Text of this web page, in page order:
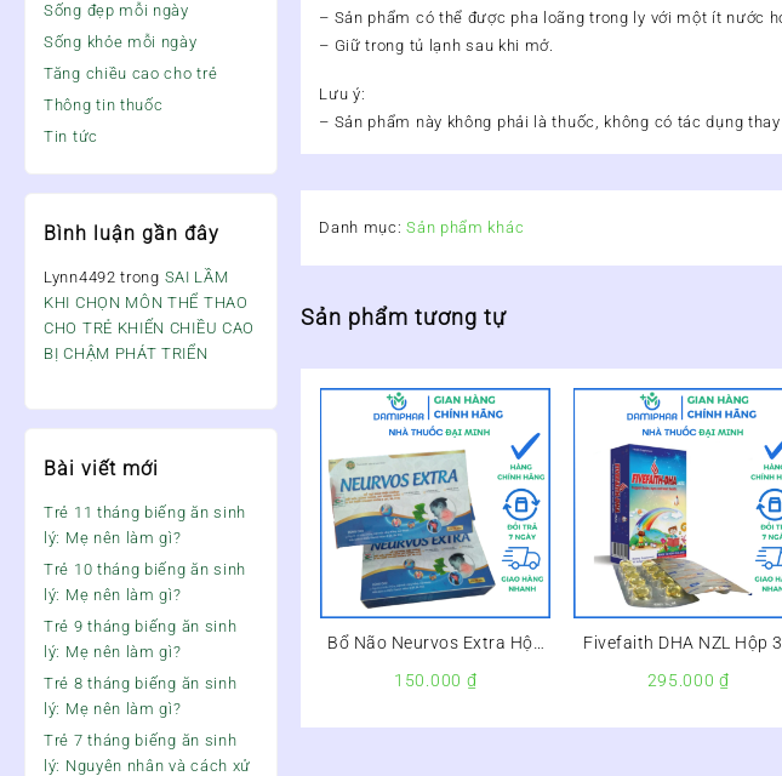
Sống đẹp mỗi ngày
Sống khỏe mỗi ngày
Tăng chiều cao cho trẻ
Thông tin thuốc
Tin tức
Bình luận gần đây
Lynn4492 trong SAI LẦM
KHI CHỌN MÔN THỂ THAO
CHO TRẺ KHIẾN CHIỀU CAO
BỊ CHẬM PHÁT TRIỂN
Bài viết mới
Trẻ 11 tháng biếng ăn sinh
lý: Mẹ nên làm gì?
Trẻ 10 tháng biếng ăn sinh
lý: Mẹ nên làm gì?
Trẻ 9 tháng biếng ăn sinh
lý: Mẹ nên làm gì?
Trẻ 8 tháng biếng ăn sinh
lý: Mẹ nên làm gì?
Trẻ 7 tháng biếng ăn sinh
lý: Nguyên nhân và cách xử
– Sản phẩm có thể được pha loãng trong ly với một ít nước
– Giữ trong tủ lạnh sau khi mở.
Lưu ý:
– Sản phẩm này không phải là thuốc, không có tác dụng
Danh mục:Sản phẩm khác
Sản phẩm tương tự
Bổ Não Neurvos Extra Hộp
150.000 ₫
Fivefaith DHA NZL Hộp
Trẻ, Bổ Não, Sáng Mắt –
295.000₫